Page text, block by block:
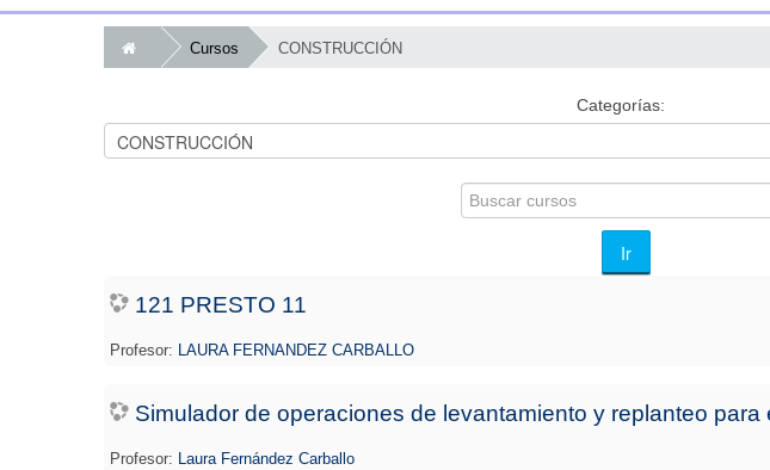
Cursos CONSTRUCCIÓN
Categorías:
Buscar
cursos
Ir
121 PRESTO 11
Profesor: LAURA FERNANDEZ CARBALLO
Simulador de operaciones de levantamiento y replanteo para
Profesor:
Laura Fernández Carballo